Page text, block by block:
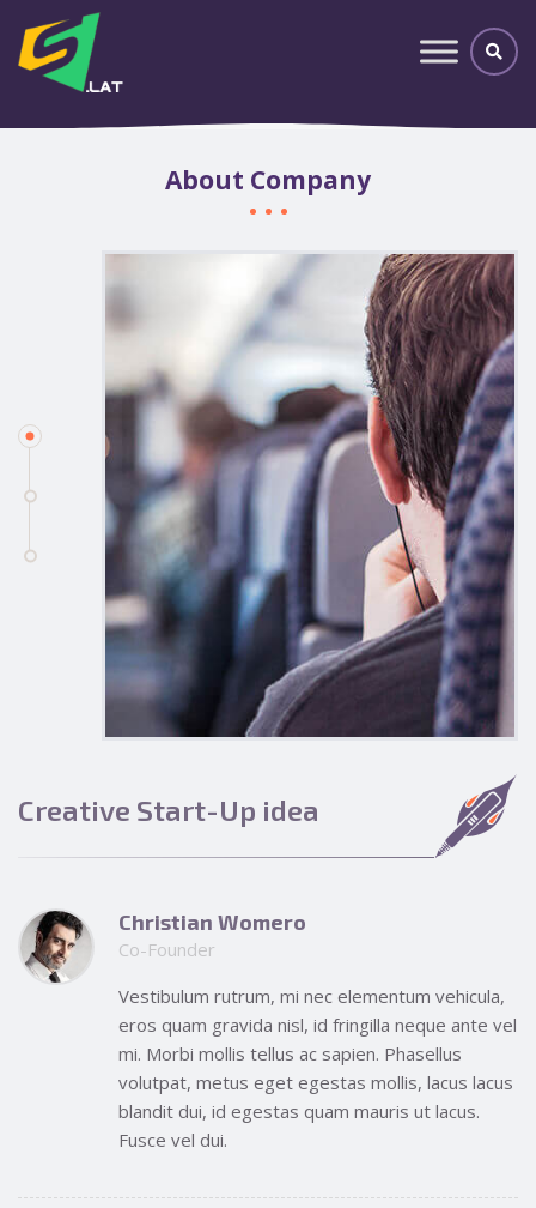
About Company
Creative Start-Up idea
Christian Womero
Co-Founder
Vestibulum rutrum, mi nec elementum vehicula,
eros quam gravida nisl, id fringilla neque ante vel
mi. Morbi mollis tellus ac sapien. Phasellus
volutpat, metus eget egestas mollis, lacus lacus
blandit dui, id egestas quam mauris ut lacus.
Fusce vel dui.